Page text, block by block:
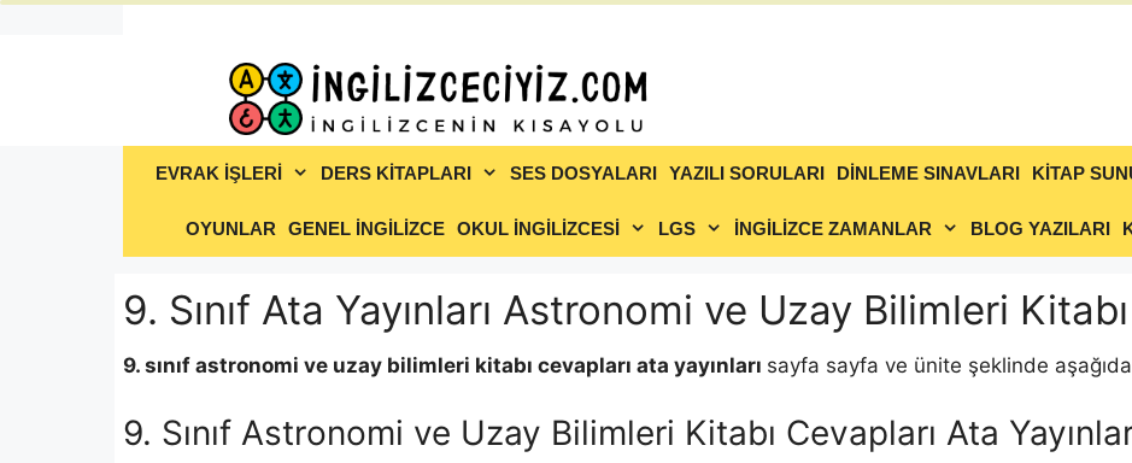
EVRAK İŞLERİ DERS KİTAPLARI SES DOSYALARI YAZILI SORULARI DİNLEME SINAVLARI KİTAP
OYUNLAR GENEL İNGİLİZCE OKUL İNGİLİZCESİ LGS İNGİLİZCE ZAMANLAR BLOG YAZILARI
9. Sınıf Ata Yayınları Astronomi ve Uzay Bilimleri
9. sınıf astronomi ve uzay bilimleri kitabı cevapları ata yayınları sayfa sayfa ve ünite şeklinde
9. Sınıf Astronomi ve Uzay Bilimleri Kitabı Cevapları Ata